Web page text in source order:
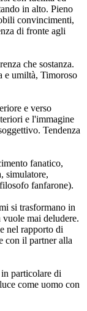
in alto. Pieno
convincimenti,
di fronte agli
che sostanza.
e umiltà, Timoroso
e verso
e l'immagine
Tendenza
fanatico,
simulatore,
fanfarone).
si trasformano in
mai deludere.
nel rapporto di
con il partner alla
particolare di
come uomo con